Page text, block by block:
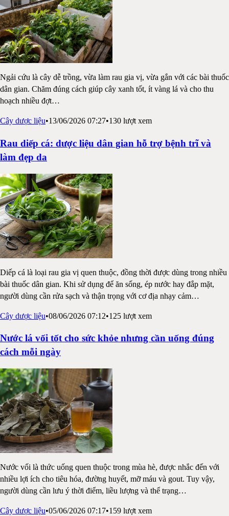
Ngải cứu là cây dễ trồng, vừa làm rau gia vị, vừa gắn với các bài thuốc
dân gian. Chăm đúng cách giúp cây xanh tốt, ít vàng lá và cho thu
hoạch nhiều đợt…
Cây dược liệu•13/06/2026 07:27•130 lượt xem
Rau diếp cá: dược liệu dân gian hỗ trợ bệnh trĩ và
làm đẹp da
Diếp cá là loại rau gia vị quen thuộc, đồng thời được dùng trong nhiều
bài thuốc dân gian. Khi sử dụng để ăn sống, ép nước hay đắp mặt,
người dùng cần rửa sạch và thận trọng với cơ địa nhạy cảm…
Cây dược liệu•08/06/2026 07:12•125 lượt xem
Nước lá vối tốt cho sức khỏe nhưng cần uống đúng
cách mỗi ngày
Nước vối là thức uống quen thuộc trong mùa hè, được nhắc đến với
nhiều lợi ích cho tiêu hóa, đường huyết, mỡ máu và gout. Tuy vậy,
người dùng cần lưu ý thời điểm, liều lượng và thể trạng…
Cây dược liệu•05/06/2026 07:17•159 lượt xem